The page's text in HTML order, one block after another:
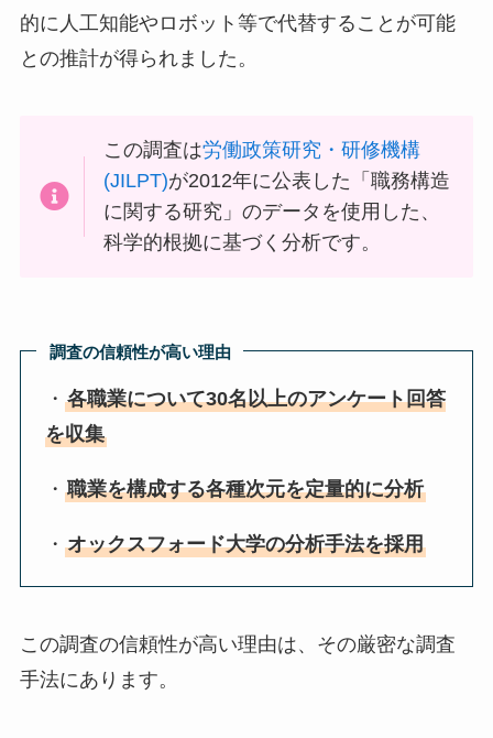
的に人工知能やロボット等で代替することが可能
との推計が得られました。
この調査は労働政策研究・研修機構
(JILPT)が2012年に公表した「職務構造
に関する研究」のデータを使用した、
科学的根拠に基づく分析です。
調査の信頼性が高い理由
・各職業について30名以上のアンケート回答
を収集
・職業を構成する各種次元を定量的に分析
・オックスフォード大学の分析手法を採用
この調査の信頼性が高い理由は、その厳密な調査
手法にあります。